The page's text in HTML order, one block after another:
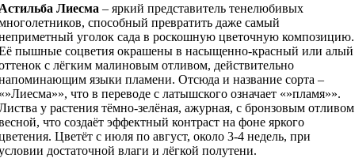
Лиесма – яркий представитель тенелюбивых
способный превратить даже самый
уголок сада в роскошную цветочную композицию.
пышные соцветия окрашены в насыщенно-красный или алый
с лёгким малиновым отливом, действительно
языки пламени. Отсюда и название сорта –
что в переводе с латышского означает «»пламя»».
у растения тёмно-зелёная, ажурная, с бронзовым отливом
что создаёт эффектный контраст на фоне яркого
Цветёт с июля по август, около 3-4 недель, при
достаточной влаги и лёгкой полутени.